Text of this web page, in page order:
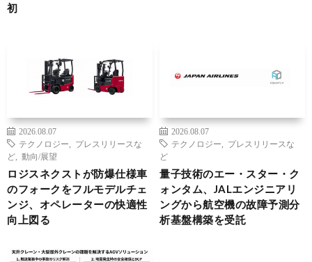
初
2026.08.07
テクノロジー
プレスリリースな
ど
動向/展望
ロジスネクストが防爆仕様車
のフォークをフルモデルチェ
ンジ、オペレーターの快適性
向上図る
2026.08.07
テクノロジー
プレスリリースな
ど
量子技術のエー・スター・ク
ォンタム、JALエンジニアリ
ングから航空機の故障予測分
析基盤構築を受託